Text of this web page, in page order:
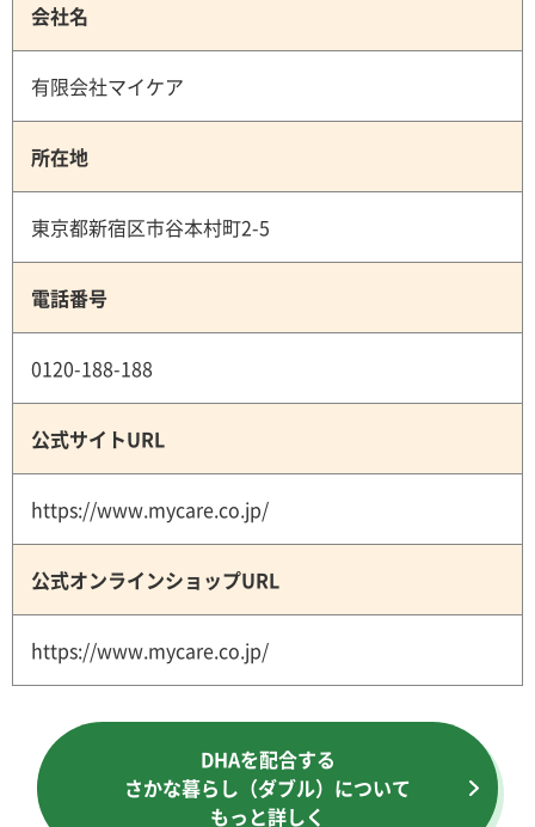
会社名
有限会社マイケア
所在地
東京都新宿区市谷本村町2-5
電話番号
0120-188-188
公式サイトURL
https://www.mycare.co.jp/
公式オンラインショップURL
https://www.mycare.co.jp/
DHAを配合する
さかな暮らし（ダブル）について
もっと詳しく